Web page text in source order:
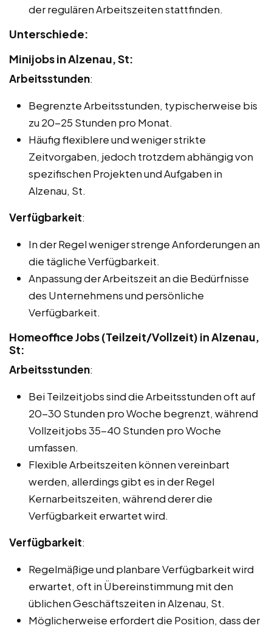
der regulären Arbeitszeiten stattfinden.
Unterschiede:
Minijobs in Alzenau, St:
Arbeitsstunden:
Begrenzte Arbeitsstunden, typischerweise bis
zu 20-25 Stunden pro Monat.
Häufig flexiblere und weniger strikte
Zeitvorgaben, jedoch trotzdem abhängig von
spezifischen Projekten und Aufgaben in
Alzenau, St.
Verfügbarkeit:
In der Regel weniger strenge Anforderungen an
die tägliche Verfügbarkeit.
Anpassung der Arbeitszeit an die Bedürfnisse
des Unternehmens und persönliche
Verfügbarkeit.
Homeoffice Jobs (Teilzeit/Vollzeit) in Alzenau,
St:
Arbeitsstunden:
Bei Teilzeitjobs sind die Arbeitsstunden oft auf
20-30 Stunden pro Woche begrenzt, während
Vollzeitjobs 35-40 Stunden pro Woche
umfassen.
Flexible Arbeitszeiten können vereinbart
werden, allerdings gibt es in der Regel
Kernarbeitszeiten, während derer die
Verfügbarkeit erwartet wird.
Verfügbarkeit:
Regelmäßige und planbare Verfügbarkeit wird
erwartet, oft in Übereinstimmung mit den
üblichen Geschäftszeiten in Alzenau, St.
Möglicherweise erfordert die Position, dass der